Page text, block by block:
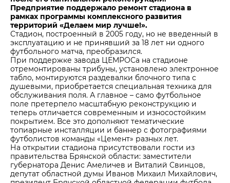
Предприятие поддержало ремонт стадиона в
рамках программы комплексного развития
территорий «Делаем мир лучше!».
Стадион, построенный в 2005 году, но не введенный в
эксплуатацию и не принявший за 18 лет ни одного
футбольного матча, преобразился.
При поддержке завода ЦЕМРОСа на стадионе
отремонтированы трибуны, установлено электронное
табло, монтируются раздевалки блочного типа с
душевыми, приобретается специальная техника для
обслуживания поля. А главное – само футбольное
поле претерпело масштабную реконструкцию и
теперь отличается современным и износостойким
покрытием. Все это дополняют тематические
топиарные инсталляции и баннер с фотографиями
футболистов команды «Цемент» разных лет.
На открытии стадиона присутствовали гости из
правительства Брянской области: заместители
губернатора Денис Амеличев и Виталий Свинцов,
депутат областной думы Иванов Михаил Михайлович,